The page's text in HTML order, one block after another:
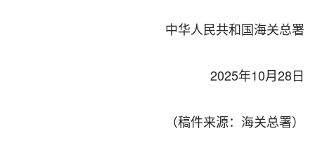
中华人民共和国海关总署
2025年10月28日
（稿件来源：海关总署）